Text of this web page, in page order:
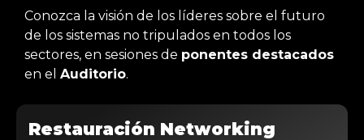
Conozca la visión de los líderes sobre el futuro
de los sistemas no tripulados en todos los
sectores, en sesiones de ponentes destacados
en el Auditorio.
Restauración Networking